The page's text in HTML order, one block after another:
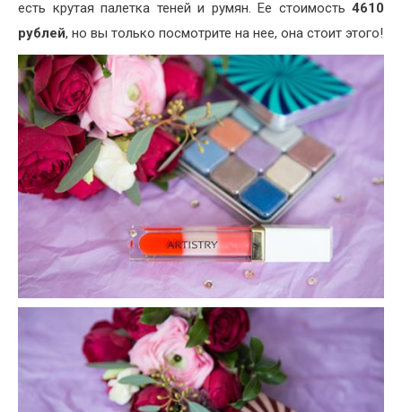
есть крутая палетка теней и румян. Ее стоимость 4610
рублей, но вы только посмотрите на нее, она стоит этого!